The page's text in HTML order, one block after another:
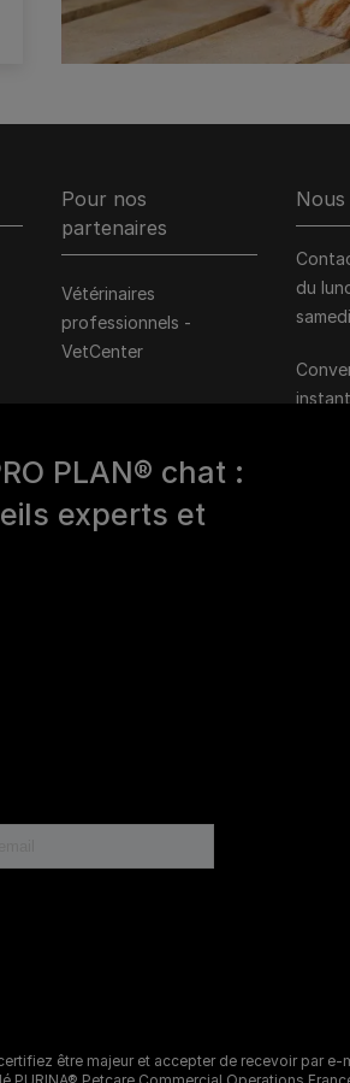
PLAN® chat :
experts et
être majeur et accepter de recevoir par
Pour nos
partenaires
Vétérinaires
professionnels -
VetCenter
du